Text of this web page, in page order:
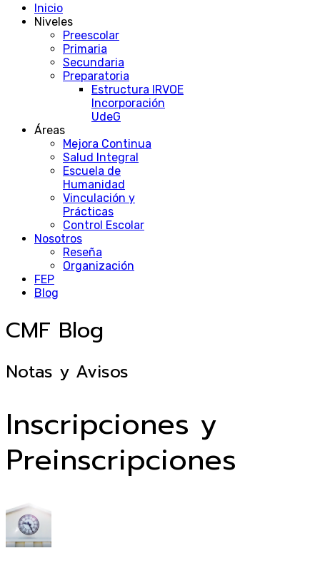
Inicio
Niveles
Preescolar
Primaria
Secundaria
Preparatoria
Estructura IRVOE
Incorporación
UdeG
Áreas
Mejora Continua
Salud Integral
Escuela de
Humanidad
Vinculación y
Prácticas
Control Escolar
Nosotros
Reseña
Organización
FEP
Blog
CMF Blog
Notas y Avisos
Inscripciones y
Preinscripciones